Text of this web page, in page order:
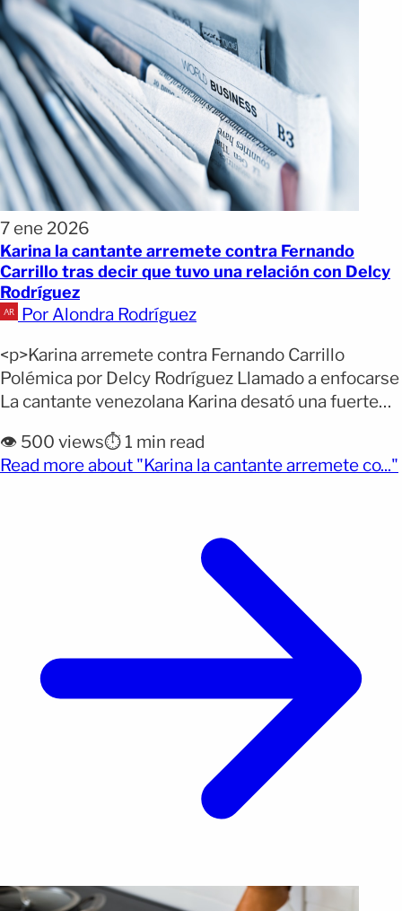
7 ene 2026
Karina la cantante arremete contra Fernando
Carrillo tras decir que tuvo una relación con Delcy
Rodríguez
Por Alondra Rodríguez
<p>Karina arremete contra Fernando Carrillo
Polémica por Delcy Rodríguez Llamado a enfocarse
La cantante venezolana Karina desató una fuerte
declaraciones del actor Fernando Carrillo, quien
aseguró haber mantenido una relación de “tres
entrevista televisiva, lo [&hellip;]</p>
👁️ 500 views⏱️ 1 min read
Read more about "Karina la cantante arremete co..."